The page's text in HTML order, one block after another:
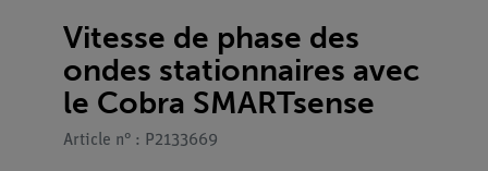
Vitesse de phase des
ondes stationnaires avec
le Cobra SMARTsense
Article n° : P2133669